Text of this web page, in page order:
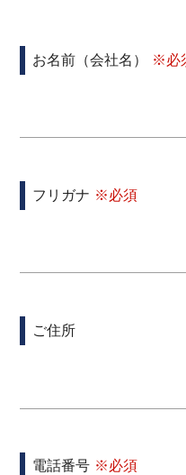
お名前（会社名）
フリガナ
ご住所
電話番号